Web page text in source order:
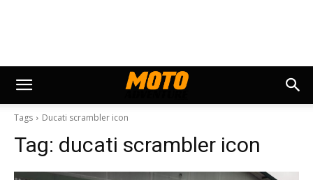
Tags Ducati scrambler icon
Tag: ducati scrambler icon